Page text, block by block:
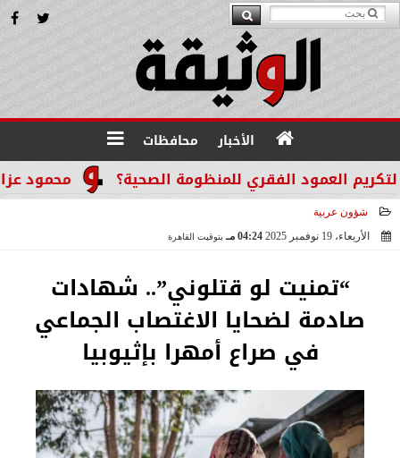
الأخبار محافظات
محمود عزازي: الفقري للمنظومة الصحية؟
شؤون عربية
الأربعاء، 19 نوفمبر 2025
04:24 مـ بتوقيت القاهرة
“تمنيت لو قتلوني”.. شهادات
صادمة لضحايا الاغتصاب الجماعي
في صراع أمهرا بإثيوبيا